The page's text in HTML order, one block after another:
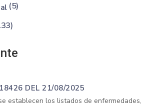
(5)
DEL 21/08/2025
establecen los listados de enfermedades,